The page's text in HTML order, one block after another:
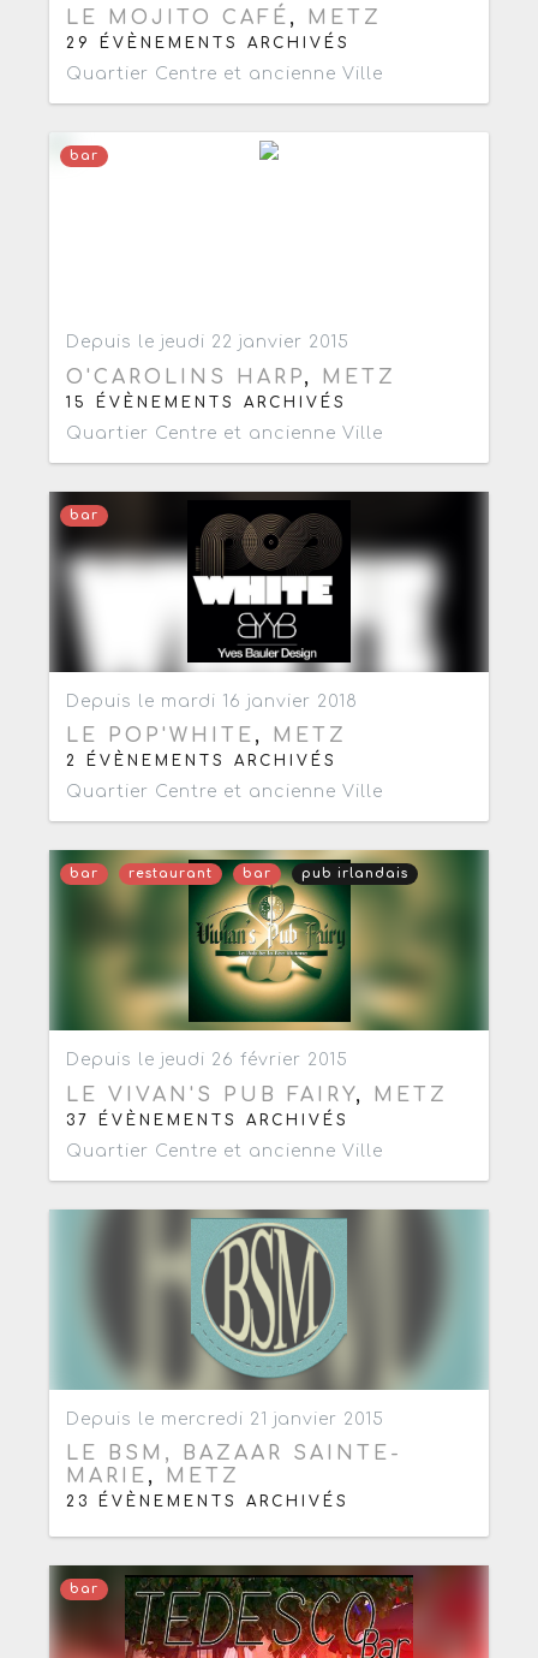
LE MOJITO CAFÉ , METZ
29 ÉVÈNEMENTS ARCHIVÉS
Quartier Centre et ancienne Ville
bar
Depuis le jeudi 22 janvier 2015
O'CAROLINS HARP, METZ
15 ÉVÈNEMENTS ARCHIVÉS
Quartier Centre et ancienne Ville
bar
Depuis le mardi 16 janvier 2018
LE POP'WHITE , METZ
2 ÉVÈNEMENTS ARCHIVÉS
Quartier Centre et ancienne Ville
bar restaurant bar pub irlandais
Depuis le jeudi 26 février 2015
LE VIVAN'S PUB FAIRY, METZ
37 ÉVÈNEMENTS ARCHIVÉS
Quartier Centre et ancienne Ville
Depuis le mercredi 21 janvier 2015
LE BSM, BAZAAR SAINTE-
MARIE , METZ
23 ÉVÈNEMENTS ARCHIVÉS
bar